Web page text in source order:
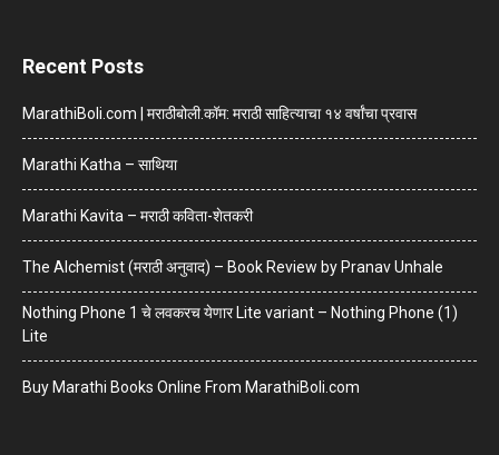
Recent Posts
MarathiBoli.com | मराठीबोली.कॉम: मराठी साहित्याचा १४ वर्षांचा प्रवास
Marathi Katha – साथिया
Marathi Kavita – मराठी कविता-शेतकरी
The Alchemist (मराठी अनुवाद) – Book Review by Pranav Unhale
Nothing Phone 1 चे लवकरच येणार Lite variant – Nothing Phone (1)
Lite
Buy Marathi Books Online From MarathiBoli.com